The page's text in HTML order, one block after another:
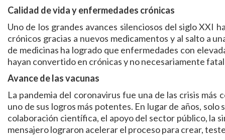
Calidad de vida y enfermedades crónicas
Uno de los grandes avances silenciosos del siglo XXI
crónicos gracias a nuevos medicamentos y al salto a
de medicinas ha logrado que enfermedades con
hayan convertido en crónicas y no necesariamente
Avance de las vacunas
La pandemia del coronavirus fue una de las crisis
uno de sus logros más potentes. En lugar de años,
colaboración científica, el apoyo del sector público, la
mensajero lograron acelerar el proceso para crear,